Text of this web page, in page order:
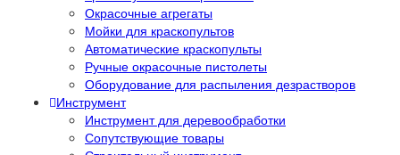
Окрасочные агрегаты
Мойки для краскопультов
Автоматические краскопульты
Ручные окрасочные пистолеты
Оборудование для распыления дезрастворов
Инструмент
Инструмент для деревообработки
Сопутствующие товары